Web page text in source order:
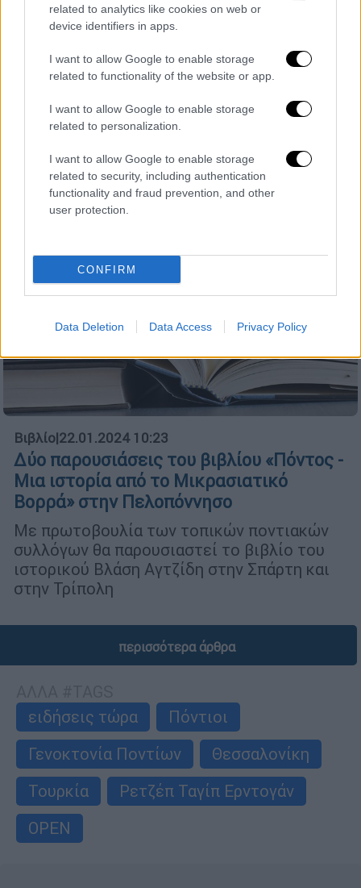
related to analytics like cookies on web or
device identifiers in apps.
I want to allow Google to enable storage
related to functionality of the website or app.
I want to allow Google to enable storage
related to personalization.
I want to allow Google to enable storage
related to security, including authentication
functionality and fraud prevention, and other
user protection.
CONFIRM
Data Deletion Data Access Privacy Policy
Κόσμος|25.03.2024 14:16
Ερντογάν: «Τρομοκράτες» οι αγωνιστές
του Πόντου - «Από τις μεγαλύτερες
τρομοκρατικές οργανώσεις»
Μία από τις μεγαλύτερες τρομοκρατικές
οργανώσεις χαρακτήρισε ο Ρετζέπ Ταγίπ
Βιβλίο|22.01.2024 10:23
Δύο παρουσιάσεις του βιβλίου «Πόντος -
Μια ιστορία από το Μικρασιατικό
Βορρά» στην Πελοπόννησο
Με πρωτοβουλία των τοπικών ποντιακών
συλλόγων θα παρουσιαστεί το βιβλίο του
ιστορικού Βλάση Αγτζίδη στην Σπάρτη και
στην Τρίπολη
περισσότερα άρθρα
ειδήσεις τώρα
Πόντιοι
Γενοκτονία Ποντίων
Θεσσαλονίκη
Τουρκία
Ρετζέπ Ταγίπ Ερντογάν
OPEN